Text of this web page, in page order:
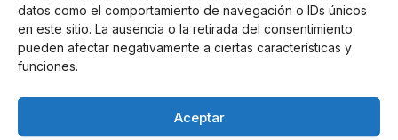
datos como el comportamiento de navegación o IDs únicos
en este sitio. La ausencia o la retirada del consentimiento
pueden afectar negativamente a ciertas características y
funciones.
Aceptar
Online Casino
Mejores Cripto Casinos Online en
Colombia 2025: Bitcoin Casinos
Mejores Casinos Online con Bitcoin y
Criptomonedas en Argentina 2025